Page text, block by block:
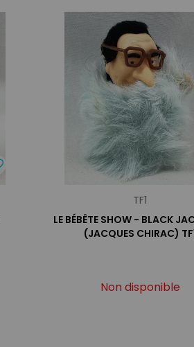
TF1
LE BÉBÊTE SHOW - BLACK
(JACQUES CHIRAC)
Non disponible